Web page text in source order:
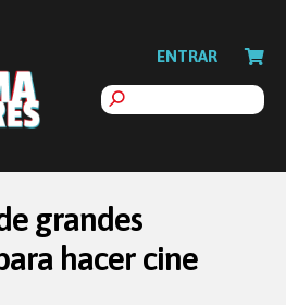
ENTRAR
grandes
hacer cine